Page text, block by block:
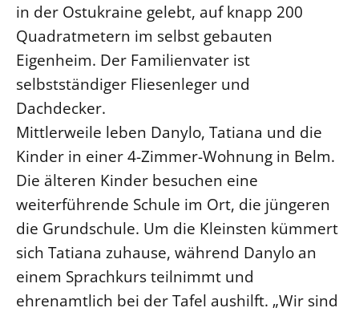
in der Ostukraine gelebt, auf knapp 200
Quadratmetern im selbst gebauten
Eigenheim. Der Familienvater ist
selbstständiger Fliesenleger und
Dachdecker.
Mittlerweile leben Danylo, Tatiana und die
Kinder in einer 4-Zimmer-Wohnung in Belm.
Die älteren Kinder besuchen eine
weiterführende Schule im Ort, die jüngeren
die Grundschule. Um die Kleinsten kümmert
sich Tatiana zuhause, während Danylo an
einem Sprachkurs teilnimmt und
ehrenamtlich bei der Tafel aushilft. „Wir sind
BIBLIOTHEK & ARCHIV
SERVICE
Älterwerden im Pfarrberuf
Beteiligungsverfahren
Beschwerdestellen
Ephoralbüro
Finanzplanung
Fundraising
IT-Service
Corporate Design
Interventionsplan